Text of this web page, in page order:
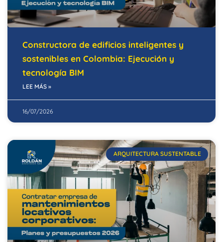
Constructora de edificios inteligentes y
sostenibles en Colombia: Ejecución y
tecnología BIM
LEE MÁS »
16/07/2026
ARQUITECTURA SUSTENTABLE